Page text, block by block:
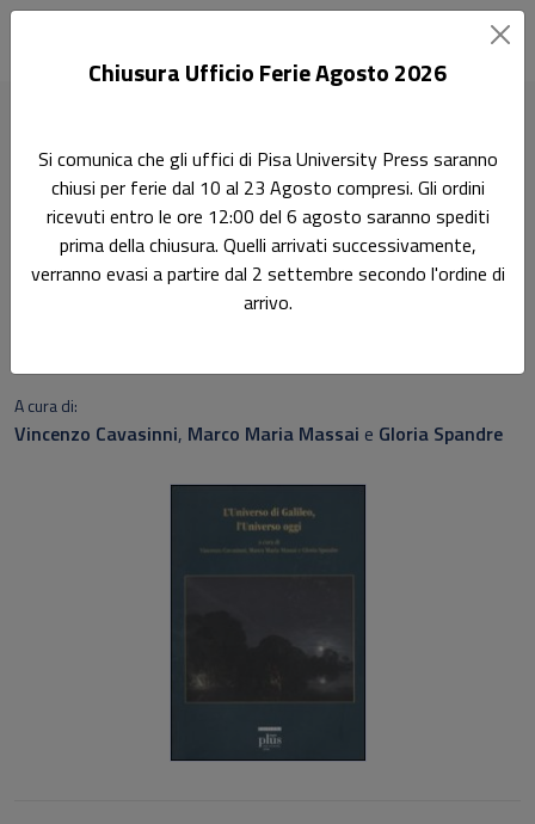
Ricerca
L'Universo di Galileo,
l'Universo oggi
A cura di:
Vincenzo Cavasinni, Marco Maria Massai e Gloria Spandre
Chiusura Ufficio Ferie Agosto 2026
Si comunica che gli uffici di Pisa University Press saranno
chiusi per ferie dal 10 al 23 Agosto compresi. Gli ordini
ricevuti entro le ore 12:00 del 6 agosto saranno spediti
prima della chiusura. Quelli arrivati successivamente,
verranno evasi a partire dal 2 settembre secondo l'ordine di
arrivo.